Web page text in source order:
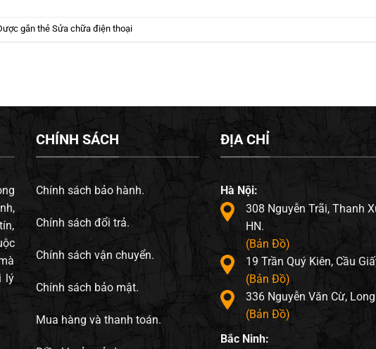
gắn thẻSửa chữa điện thoại
lý
CHÍNH SÁCH
Chính sách bảo hành.
Chính sách đổi trả.
Chính sách vận chuyển.
Chính sách bảo mật.
Mua hàng và thanh toán.
ĐỊA CHỈ
Hà Nội:
308 Nguyễn Trãi, Thanh
HN.
(Bản Đồ)
19 Trần Quý Kiên, Cầu
(Bản Đồ)
336 Nguyễn Văn Cừ,
(Bản Đồ)
Bắc Ninh: